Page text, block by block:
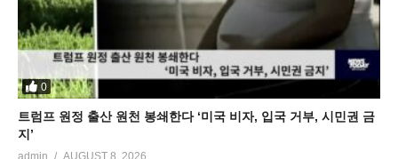
0
트럼프 원정 출산 원천 봉쇄한다 ‘미국 비자, 입국 거부, 시민권 금
지’
admin AUGUST 8, 2026